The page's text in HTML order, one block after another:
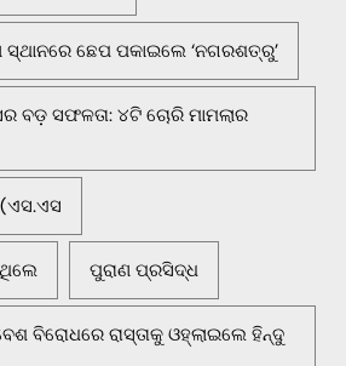
ସ୍ଥାନରେ ଛେପ ପକାଇଲେ ‘ନଗରଶତ୍ରୁ’
ବଡ଼ ସଫଳତା: ୪ଟି ଚୋରି ମାମଲାର
(ଏସ.ଏସ
ପୁରାଣ ପ୍ରସିଦ୍ଧ
ବିରୋଧରେ ରାସ୍ତାକୁ ଓହ୍ଲାଇଲେ ହିନ୍ଦୁ